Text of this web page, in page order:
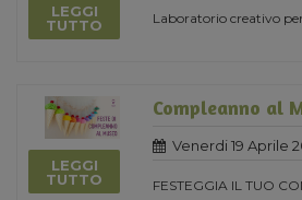
LEGGI
TUTTO
Laboratorio creativo
LEGGI
TUTTO
Compleanno al
Venerdi 19 Aprile
FESTEGGIA IL TUO